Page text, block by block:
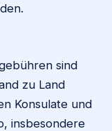
sind
zu Land
Konsulate und
insbesondere